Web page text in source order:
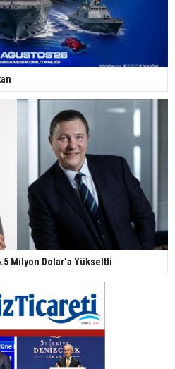
Milyon Dolar’a Yükseltti